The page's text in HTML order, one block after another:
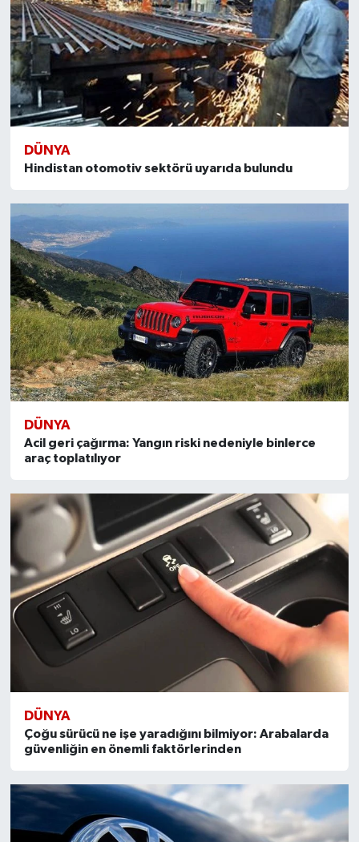
DÜNYA
Hindistan otomotiv sektörü uyarıda bulundu
DÜNYA
Acil geri çağırma: Yangın riski nedeniyle binlerce
araç toplatılıyor
DÜNYA
Çoğu sürücü ne işe yaradığını bilmiyor: Arabalarda
güvenliğin en önemli faktörlerinden